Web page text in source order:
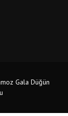
Gala Düğün